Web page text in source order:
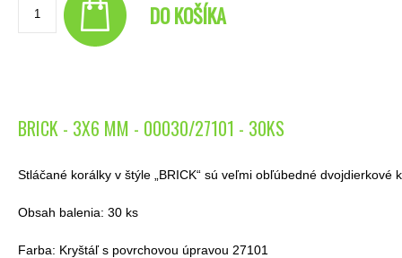
DO KOŠÍKA
BRICK - 3X6 MM - 00030/27101 - 30KS
Stláčané korálky v štýle „BRICK“ sú veľmi obľúbedné
Obsah balenia: 30 ks
Farba: Kryštáľ s povrchovou úpravou 27101